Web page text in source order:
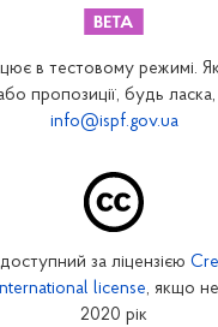
відділення
в тестовому режимі.
пропозиції, будь
info@ispf.gov.ua
за ліцензією
license, якщо
2020 рік